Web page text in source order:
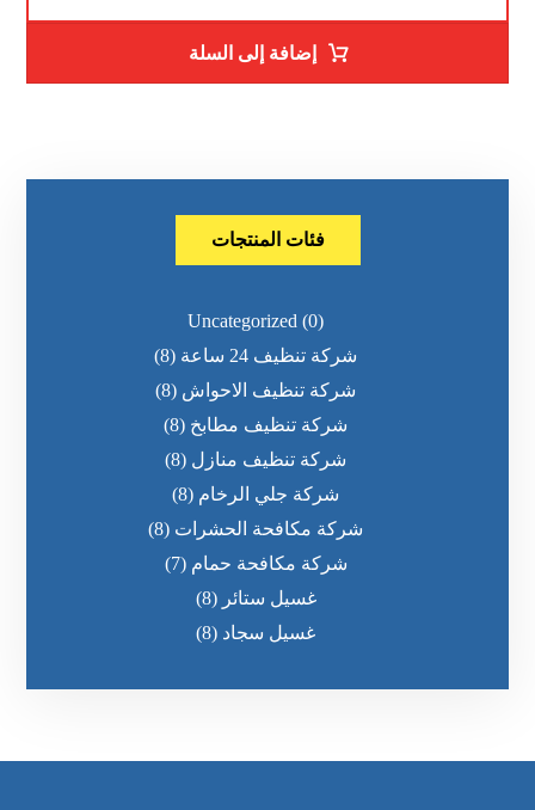
إضافة إلى السلة
فئات المنتجات
Uncategorized (0)
شركة تنظيف 24 ساعة
(8)
شركة تنظيف الاحواش (8)
شركة تنظيف مطابخ (8)
شركة تنظيف منازل (8)
شركة جلي الرخام (8)
شركة مكافحة الحشرات (8)
شركة مكافحة حمام (7)
غسيل ستائر (8)
غسيل سجاد (8)